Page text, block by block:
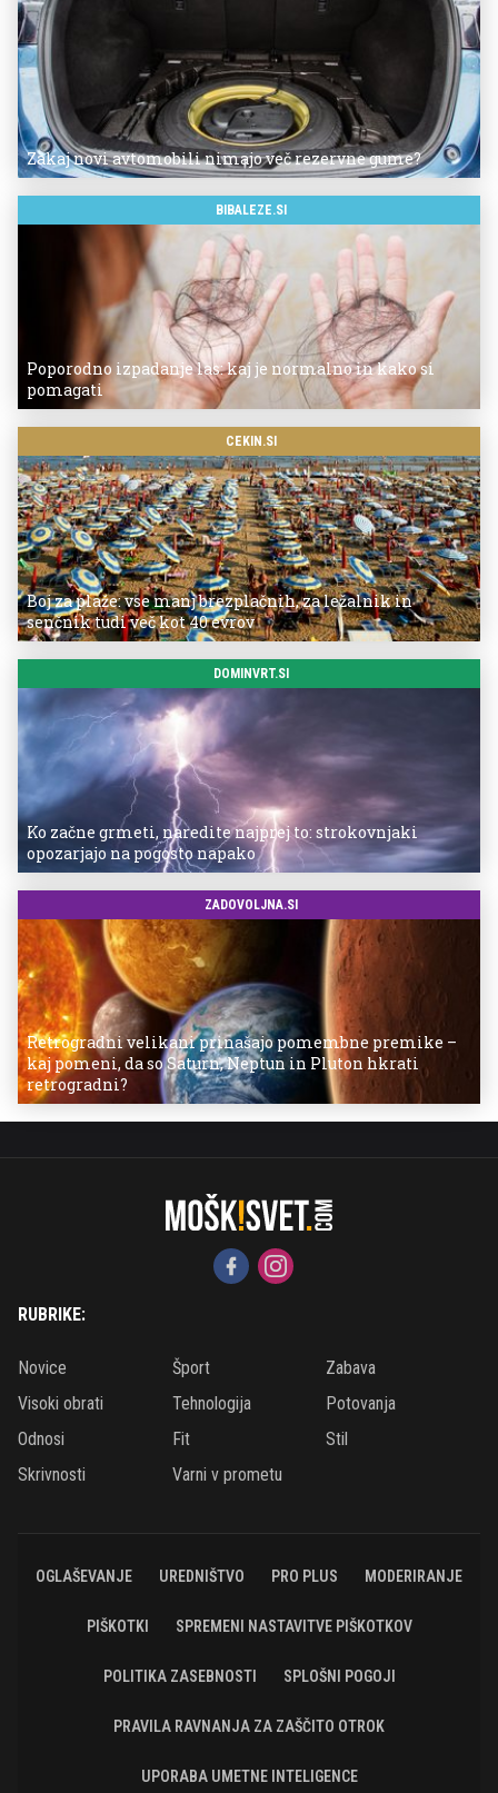
Zakaj novi avtomobili nimajo več rezervne gume?
BIBALEZE.SI
Poporodno izpadanje las: kaj je normalno in kako si
pomagati
CEKIN.SI
Boj za plaže: vse manj brezplačnih, za ležalnik in
senčnik tudi več kot 40 evrov
DOMINVRT.SI
Ko začne grmeti, naredite najprej to: strokovnjaki
opozarjajo na pogosto napako
ZADOVOLJNA.SI
Retrogradni velikani prinašajo pomembne premike –
kaj pomeni, da so Saturn, Neptun in Pluton hkrati
retrogradni?
RUBRIKE:
Novice Šport
Zabava
Visoki obrati
Tehnologija
Potovanja
Odnosi
Fit
Stil
Skrivnosti
Varni v prometu
OGLAŠEVANJE UREDNIŠTVO PRO PLUS MODERIRANJE
PIŠKOTKI SPREMENI NASTAVITVE PIŠKOTKOV
POLITIKA ZASEBNOSTI SPLOŠNI POGOJI
PRAVILA RAVNANJA ZA ZAŠČITO OTROK
UPORABA UMETNE INTELIGENCE